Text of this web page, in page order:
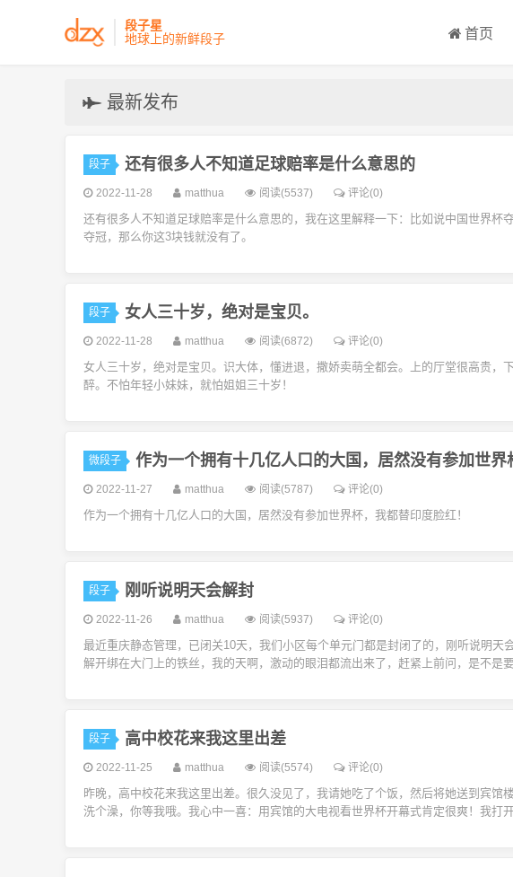
段子星
地球上的新鲜段子
首页
最新发布
段子 还有很多人不知道足球赔率是什么意思的
2022-11-28 matthua 阅读(5537) 评论(0)
还有很多人不知道足球赔率是什么意思的，我在这里解释一下：比如说中国世界杯
夺冠，那么你这3块钱就没有了。
段子 女人三十岁，绝对是宝贝。
2022-11-28 matthua 阅读(6872) 评论(0)
女人三十岁，绝对是宝贝。识大体，懂进退，撒娇卖萌全都会。上的厅堂很高贵，
醉。不怕年轻小妹妹，就怕姐姐三十岁！
微段子 作为一个拥有十几亿人口的大国，居然没有参加世界
2022-11-27 matthua 阅读(5787) 评论(0)
作为一个拥有十几亿人口的大国，居然没有参加世界杯，我都替印度脸红！
段子 刚听说明天会解封
2022-11-26 matthua 阅读(5937) 评论(0)
最近重庆静态管理，已闭关10天，我们小区每个单元门都是封闭了的，刚听说明天
解开绑在大门上的铁丝，我的天啊，激动的眼泪都流出来了，赶紧上前问，是不是
段子 高中校花来我这里出差
2022-11-25 matthua 阅读(5574) 评论(0)
昨晚，高中校花来我这里出差。很久没见了，我请她吃了个饭，然后将她送到宾馆
洗个澡，你等我哦。我心中一喜：用宾馆的大电视看世界杯开幕式肯定很爽！我打